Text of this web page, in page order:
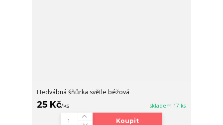
Hedvábná šňůrka světle béžová
25 Kč/ks skladem 17 ks
Koupit